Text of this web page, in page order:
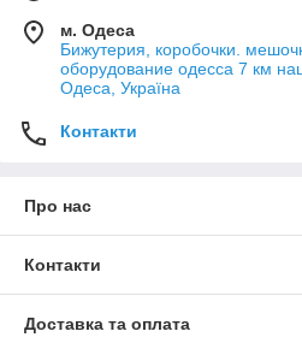
м. Одеса
Бижутерия, коробочки.
оборудование одесса 7 км
Одеса, Україна
Контакти
Про нас
Контакти
Доставка та оплата